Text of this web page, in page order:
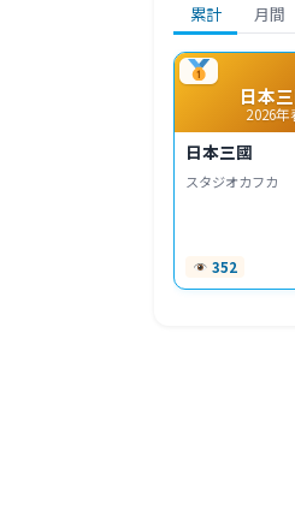
累計 月間
日本
2026年
日本三國
スタジオカフカ
352